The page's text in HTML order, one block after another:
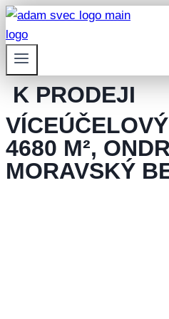
K PRODEJI
4680 M²,
MORAVSKÝ